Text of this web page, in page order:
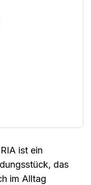
ist ein
das
im Alltag